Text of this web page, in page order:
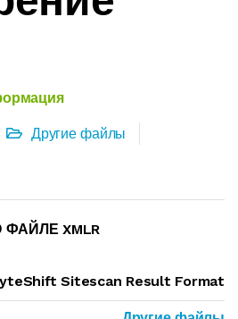
Другие файлы
XMLR
Sitescan Result Format